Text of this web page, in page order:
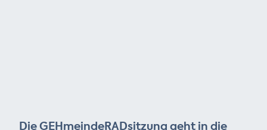
Die GEHmeindeRADsitzung geht in die